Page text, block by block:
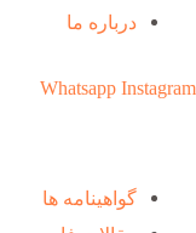
درباره ما
Whatsapp Instagram
گواهینامه ها